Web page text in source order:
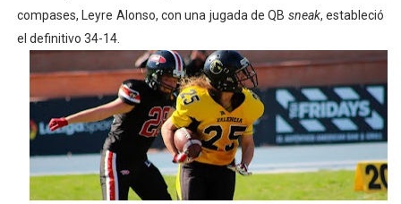
compases, Leyre Alonso, con una jugada de QB sneak, estableció
el definitivo 34-14.